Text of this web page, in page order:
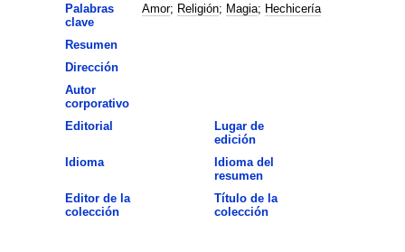
Palabras
clave
Amor; Religión; Magia; Hechicería
Resumen
Dirección
Autor
corporativo
Editorial
Lugar de
edición
Idioma
Idioma del
resumen
Editor de la
colección
Título de la
colección